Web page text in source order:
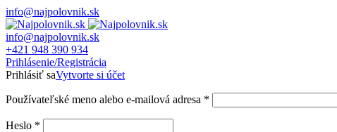
info@najpolovnik.sk
info@najpolovnik.sk
+421 948 390 934
Prihlásenie/Registrácia
Prihlásiť saVytvorte si účet
Používateľské meno alebo e-mailová adresa *
Heslo *